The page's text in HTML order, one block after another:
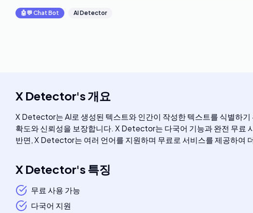
🤖💬 Chat Bot AI Detector
X Detector's개요
X Detector는 AI로 생성된 텍스트와 인간이 작성한 텍스트를 식별하
확도와 신뢰성을 보장합니다. X Detector는 다국어 기능과 완전 무료
반면, X Detector는 여러 언어를 지원하며 무료로 서비스를 제공하여
X Detector's특징
무료 사용 가능
다국어 지원